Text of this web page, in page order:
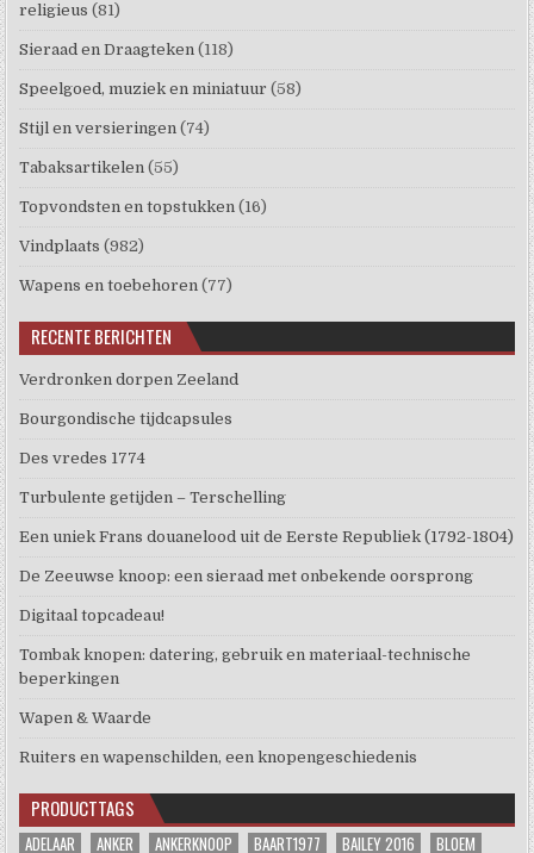
religieus (81)
Sieraad en Draagteken (118)
Speelgoed, muziek en miniatuur (58)
Stijl en versieringen (74)
Tabaksartikelen (55)
Topvondsten en topstukken (16)
Vindplaats (982)
Wapens en toebehoren (77)
RECENTE BERICHTEN
Verdronken dorpen Zeeland
Bourgondische tijdcapsules
Des vredes 1774
Turbulente getijden – Terschelling
Een uniek Frans douanelood uit de Eerste Republiek (1792-1804)
De Zeeuwse knoop: een sieraad met onbekende oorsprong
Digitaal topcadeau!
Tombak knopen: datering, gebruik en materiaal-technische
beperkingen
Wapen & Waarde
Ruiters en wapenschilden, een knopengeschiedenis
PRODUCTTAGS
ADELAAR ANKER ANKERKNOOP BAART1977 BAILEY 2016 BLOEM